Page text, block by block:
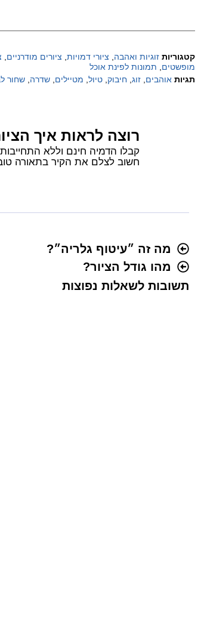
קטגוריות זוגיות ואהבה, ציורי דמויות, ציורים מודרניים,
מופשטים, תמונות לפינת אוכל
תגיות אוהבים, זוג, חיבוק, טיול, מטיילים, שדרה, שחור
רוצה לראות איך
קבלו הדמיה חינם וללא התחייבות! שלחו צילום
חשוב לצלם את הקיר בתאורה
מה זה ״עיטוף גלריה״?
מהו גודל הציור?
תשובות לשאלות נפוצות